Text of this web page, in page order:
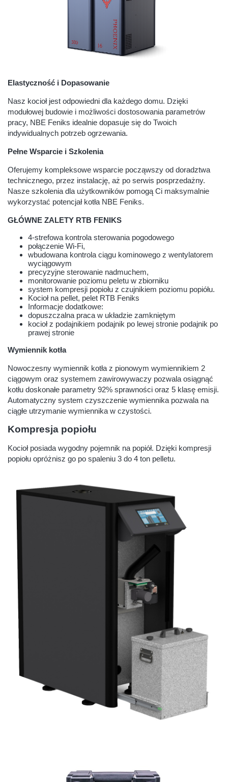
Elastyczność i Dopasowanie
Nasz kocioł jest odpowiedni dla każdego domu. Dzięki
modułowej budowie i możliwości dostosowania parametrów
pracy, NBE Feniks idealnie dopasuje się do Twoich
indywidualnych potrzeb ogrzewania.
Pełne Wsparcie i Szkolenia
Oferujemy kompleksowe wsparcie począwszy od doradztwa
technicznego, przez instalację, aż po serwis posprzedażny.
Nasze szkolenia dla użytkowników pomogą Ci maksymalnie
wykorzystać potencjał kotła NBE Feniks.
GŁÓWNE ZALETY RTB FENIKS
4-strefowa kontrola sterowania pogodowego
połączenie Wi-Fi,
wbudowana kontrola ciągu kominowego z wentylatorem
wyciągowym
precyzyjne sterowanie nadmuchem,
monitorowanie poziomu peletu w zbiorniku
system kompresji popiołu z czujnikiem poziomu popiółu.
Kocioł na pellet, pelet RTB Feniks
Informacje dodatkowe:
dopuszczalna praca w układzie zamkniętym
kocioł z podajnikiem podajnik po lewej stronie podajnik po
prawej stronie
Wymiennik kotła
Nowoczesny wymiennik kotła z pionowym wymiennikiem 2
ciągowym oraz systemem zawirowywaczy pozwala osiągnąć
kotłu doskonałe parametry 92% sprawności oraz 5 klasę emisji.
Automatyczny system czyszczenie wymiennika pozwala na
ciągłe utrzymanie wymiennika w czystości.
Kompresja popiołu
Kocioł posiada wygodny pojemnik na popiół. Dzięki kompresji
popiołu opróżnisz go po spaleniu 3 do 4 ton pelletu.